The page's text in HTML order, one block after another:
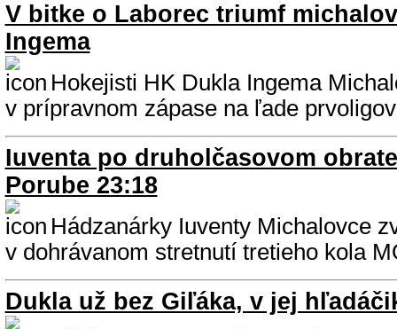
V bitke o Laborec triumf
Ingema
Hokejisti HK Dukla Ingema
v prípravnom zápase na ľade
Iuventa po druholčasovom
Porube 23:18
Hádzanárky Iuventy Michalovce
v dohrávanom stretnutí tretieho kola
Dukla už bez Giľáka, v jej